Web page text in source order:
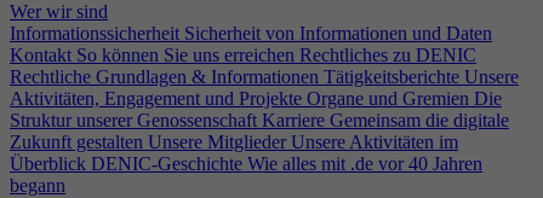
Wer wir sind
Informationssicherheit Sicherheit von Informationen und Daten
Kontakt So können Sie uns erreichen Rechtliches zu DENIC
Rechtliche Grundlagen & Informationen Tätigkeitsberichte Unsere
Aktivitäten, Engagement und Projekte Organe und Gremien Die
Struktur unserer Genossenschaft Karriere Gemeinsam die digitale
Zukunft gestalten Unsere Mitglieder Unsere Aktivitäten im
Überblick DENIC-Geschichte Wie alles mit .de vor 40 Jahren
begann